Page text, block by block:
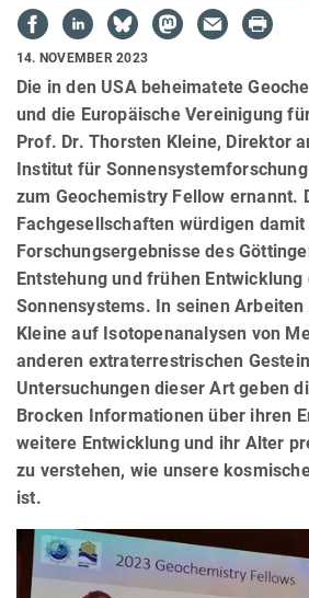
14. NOVEMBER 2023
Die in den USA beheimatete
und die Europäische Vereinigung
Prof. Dr. Thorsten Kleine, Direktor
Institut für
zum Geochemistry Fellow ernannt.
Fachgesellschaften würdigen
Forschungsergebnisse des
Entstehung und frühen Entwicklung
Sonnensystems. In seinen
Kleine auf Isotopenanalysen von
anderen extraterrestrischen
Untersuchungen dieser Art geben
Brocken Informationen über ihren
weitere Entwicklung und ihr Alter
zu verstehen, wie unsere
ist.